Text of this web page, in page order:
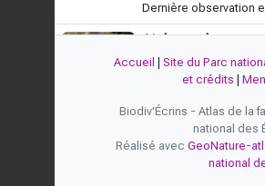
Dernière observation
Aigle royal
Aquila chrysaetos
observations
Dernière observation
Buse variable
Buteo buteo
Accueil Site du Parc
et crédits
Biodiv'Écrins - Atlas de la
national des
Réalisé avec GeoNature-
national